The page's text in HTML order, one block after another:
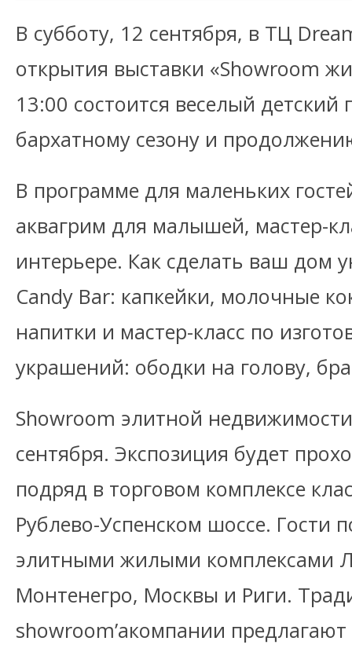
В субботу, 12 сентября, в ТЦ
открытия выставки «Showroom
13:00 состоится веселый
бархатному сезону и
В программе для маленьких
аквагрим для малышей, мастер-
интерьере. Как сделать ваш дом
Candy Bar: капкейки, молочные
напитки и мастер-класс по
украшений: ободки на голову,
Showroom элитной
сентября. Экспозиция будет
подряд в торговом комплексе
Рублево-Успенском шоссе. Гости
элитными жилыми комплексами
Монтенегро, Москвы и Риги.
showroom’aкомпании